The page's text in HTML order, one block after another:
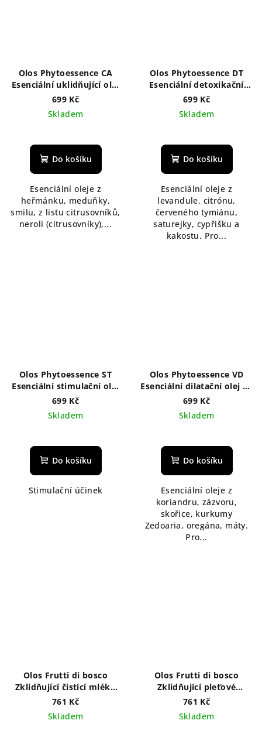
Olos Phytoessence CA
Esenciální uklidňující olej
50 ml
699 Kč
Skladem
Do košíku
Esenciální oleje z
heřmánku, meduňky,
smilu, z listu citrusovníků,
neroli (citrusovníky),...
Olos Phytoessence DT
Esenciální detoxikační
olej 50 ml
699 Kč
Skladem
Do košíku
Esenciální oleje z
levandule, citrónu,
červeného tymiánu,
saturejky, cypřišku a
kakostu. Pro...
Olos Phytoessence ST
Esenciální stimulační olej
50 ml
699 Kč
Skladem
Do košíku
Stimulační účinek
Olos Phytoessence VD
Esenciální dilatační olej 50
ml
699 Kč
Skladem
Do košíku
Esenciální oleje z
koriandru, zázvoru,
skořice, kurkumy
Zedoaria, oregána, máty.
Pro...
Olos Frutti di bosco
Zklidňující čistící mléko
na citlivou pokožku 250
ml
761 Kč
Skladem
Olos Frutti di bosco
Zklidňující pleťové
tonikum na citlivou
pokožku 250 ml
761 Kč
Skladem